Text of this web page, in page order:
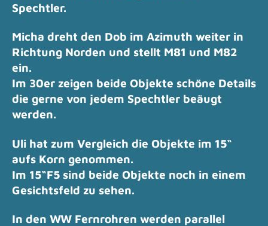
Spechtler.
Micha dreht den Dob im Azimuth weiter in
Richtung Norden und stellt M81 und M82
ein.
Im 30er zeigen beide Objekte schöne Details
die gerne von jedem Spechtler beäugt
werden.
Uli hat zum Vergleich die Objekte im 15“
aufs Korn genommen.
Im 15“F5 sind beide Objekte noch in einem
Gesichtsfeld zu sehen.
In den WW Fernrohren werden parallel